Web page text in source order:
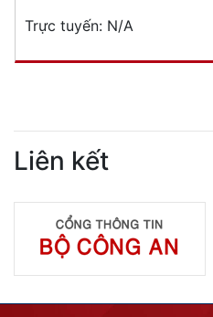
Trực tuyến: N/A
Liên kết